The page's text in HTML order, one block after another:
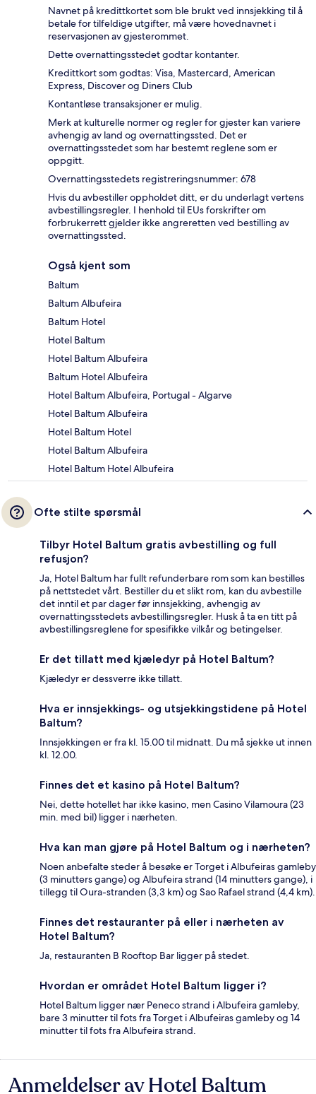
Navnet på kredittkortet som ble brukt ved innsjekking til å
betale for tilfeldige utgifter, må være hovednavnet i
reservasjonen av gjesterommet.
Dette overnattingsstedet godtar kontanter.
Kredittkort som godtas: Visa, Mastercard, American
Express, Discover og Diners Club
Kontantløse transaksjoner er mulig.
Merk at kulturelle normer og regler for gjester kan variere
avhengig av land og overnattingssted. Det er
overnattingsstedet som har bestemt reglene som er
oppgitt.
Overnattingsstedets registreringsnummer: 678
Hvis du avbestiller oppholdet ditt, er du underlagt vertens
avbestillingsregler. I henhold til EUs forskrifter om
forbrukerrett gjelder ikke angreretten ved bestilling av
overnattingssted.
Også kjent som
Baltum
Baltum Albufeira
Baltum Hotel
Hotel Baltum
Hotel Baltum Albufeira
Baltum Hotel Albufeira
Hotel Baltum Albufeira, Portugal - Algarve
Hotel Baltum Albufeira
Hotel Baltum Hotel
Hotel Baltum Albufeira
Hotel Baltum Hotel Albufeira
Ofte stilte spørsmål
Tilbyr Hotel Baltum gratis avbestilling og full
refusjon?
Ja, Hotel Baltum har fullt refunderbare rom som kan bestilles
på nettstedet vårt. Bestiller du et slikt rom, kan du avbestille
det inntil et par dager før innsjekking, avhengig av
overnattingsstedets avbestillingsregler. Husk å ta en titt på
avbestillingsreglene for spesifikke vilkår og betingelser.
Er det tillatt med kjæledyr på Hotel Baltum?
Kjæledyr er dessverre ikke tillatt.
Hva er innsjekkings- og utsjekkingstidene på Hotel
Baltum?
Innsjekkingen er fra kl. 15.00 til midnatt. Du må sjekke ut innen
kl. 12.00.
Finnes det et kasino på Hotel Baltum?
Nei, dette hotellet har ikke kasino, men Casino Vilamoura (23
min. med bil) ligger i nærheten.
Hva kan man gjøre på Hotel Baltum og i nærheten?
Noen anbefalte steder å besøke er Torget i Albufeiras gamleby
(3 minutters gange) og Albufeira strand (14 minutters gange), i
tillegg til Oura-stranden (3,3 km) og Sao Rafael strand (4,4 km).
Finnes det restauranter på eller i nærheten av
Hotel Baltum?
Ja, restauranten B Rooftop Bar ligger på stedet.
Hvordan er området Hotel Baltum ligger i?
Hotel Baltum ligger nær Peneco strand i Albufeira gamleby,
bare 3 minutter til fots fra Torget i Albufeiras gamleby og 14
minutter til fots fra Albufeira strand.
Anmeldelser
Anmeldelser av Hotel Baltum